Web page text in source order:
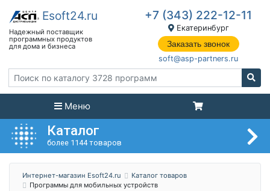
+7 (343) 222-12-11
Екатеринбург
Заказать звонок
soft@asp-partners.ru
Меню
Каталог
более 1144 товаров
Интернет-магазин Esoft24.ru
Каталог товаров
Программы для мобильных устройств